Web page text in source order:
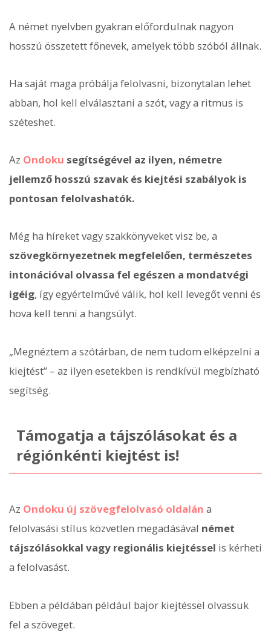
A német nyelvben gyakran előfordulnak nagyon
hosszú összetett főnevek, amelyek több szóból állnak.
Ha saját maga próbálja felolvasni, bizonytalan lehet
abban, hol kell elválasztani a szót, vagy a ritmus is
széteshet.
Az Ondoku segítségével az ilyen, németre
jellemző hosszú szavak és kiejtési szabályok is
pontosan felolvashatók.
Még ha híreket vagy szakkönyveket visz be, a
szövegkörnyezetnek megfelelően, természetes
intonációval olvassa fel egészen a mondatvégi
igéig, így egyértelművé válik, hol kell levegőt venni és
hova kell tenni a hangsúlyt.
„Megnéztem a szótárban, de nem tudom elképzelni a
kiejtést” – az ilyen esetekben is rendkívül megbízható
segítség.
Támogatja a tájszólásokat és a
régiónkénti kiejtést is!
Az Ondoku új szövegfelolvasó oldalán a
felolvasási stílus közvetlen megadásával német
tájszólásokkal vagy regionális kiejtéssel is kérheti
a felolvasást.
Ebben a példában például bajor kiejtéssel olvassuk
fel a szöveget.